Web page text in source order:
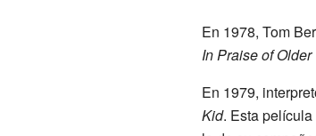
En 1978, Tom
In Praise of Older
En 1979,
Kid. Esta